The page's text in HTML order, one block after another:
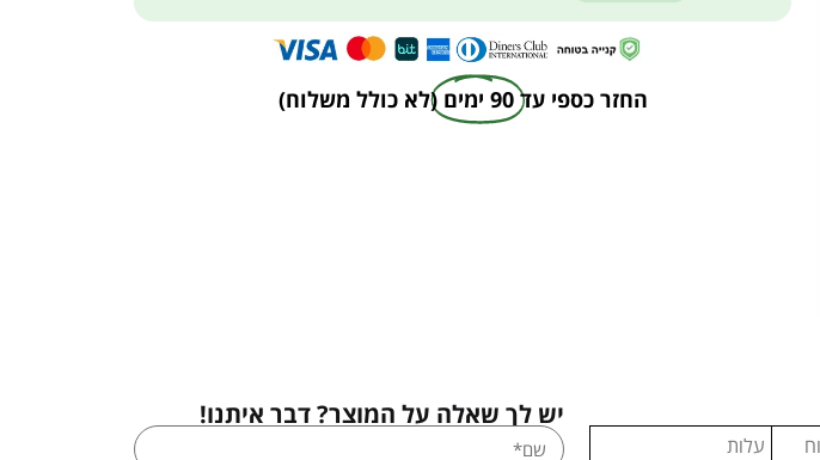
החזר כספי עד 90 ימים (לא כולל משלוח)
עלות
יש לך שאלה על המוצר? דבר איתנו!